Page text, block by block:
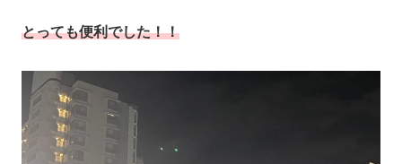
とっても便利でした！！